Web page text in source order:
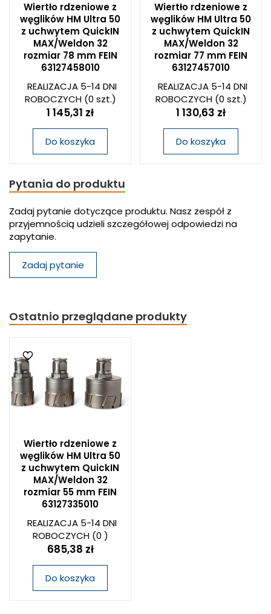
Wiertło rdzeniowe z
węglików HM Ultra 50
z uchwytem QuickIN
MAX/Weldon 32
rozmiar 78 mm FEIN
63127458010
REALIZACJA 5-14 DNI
ROBOCZYCH(0 szt.)
1 145,31 zł
Do koszyka
Wiertło rdzeniowe z
węglików HM Ultra 50
z uchwytem QuickIN
MAX/Weldon 32
rozmiar 77 mm FEIN
63127457010
REALIZACJA 5-14 DNI
ROBOCZYCH(0 szt.)
1 130,63 zł
Do koszyka
Pytania do produktu
Zadaj pytanie dotyczące produktu. Nasz zespół z
przyjemnością udzieli szczegółowej odpowiedzi na
zapytanie.
Zadaj pytanie
Ostatnio przeglądane produkty
Wiertło rdzeniowe z
węglików HM Ultra 50
z uchwytem QuickIN
MAX/Weldon 32
rozmiar 55 mm FEIN
63127335010
REALIZACJA 5-14 DNI
ROBOCZYCH(0 )
685,38 zł
Do koszyka